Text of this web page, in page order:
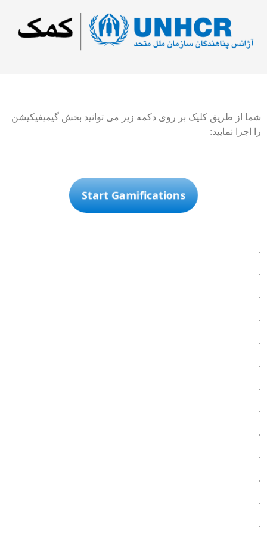
شما از طریق کلیک بر روی دکمه زیر می توانید بخش گیمیفیکیشن
را اجرا نمایید:
Start Gamifications
.
.
.
.
.
.
.
.
.
.
.
.
.